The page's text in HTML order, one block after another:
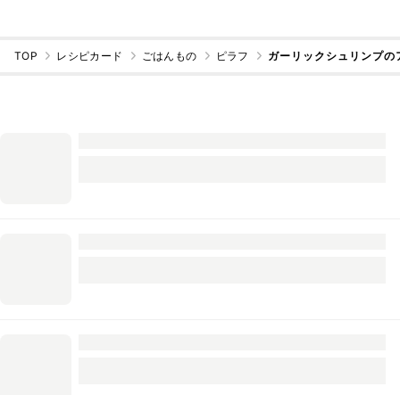
TOP レシピカード ごはんもの ピラフ ガーリックシュリンプ